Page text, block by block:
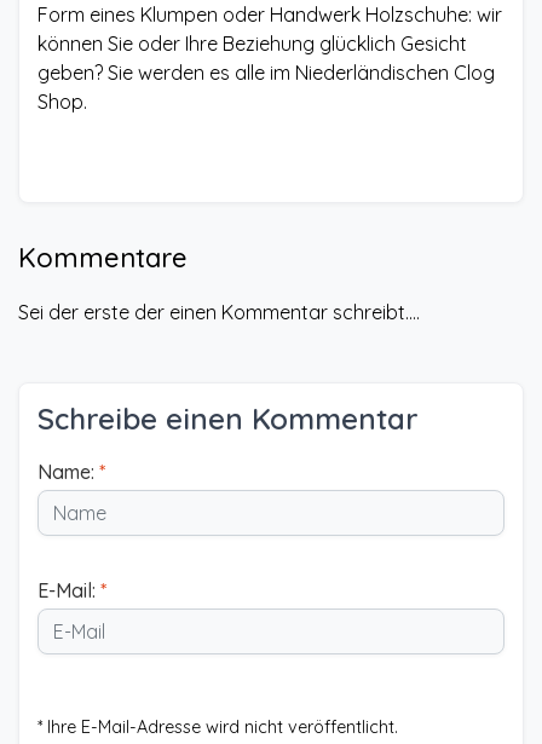
Form eines Klumpen oder Handwerk Holzschuhe: wir
können Sie oder Ihre Beziehung glücklich Gesicht
geben? Sie werden es alle im Niederländischen Clog
Shop.
Kommentare
Sei der erste der einen Kommentar schreibt....
Schreibe einen Kommentar
Name: *
E-Mail: *
* Ihre E-Mail-Adresse wird nicht veröffentlicht.